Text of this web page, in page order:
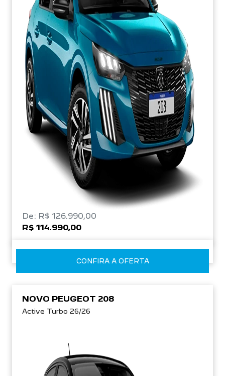
De: R$ 126.990,00
R$ 114.990,00
CONFIRA A OFERTA
NOVO PEUGEOT 208
Active Turbo 26/26